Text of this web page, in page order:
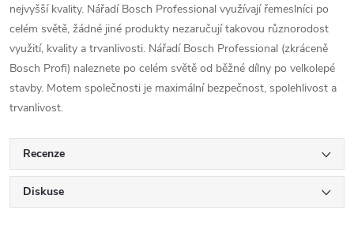
nejvyšší kvality. Nářadí Bosch Professional využívají řemeslníci po
celém světě, žádné jiné produkty nezaručují takovou různorodost
využití, kvality a trvanlivosti. Nářadí Bosch Professional (zkráceně
Bosch Profi) naleznete po celém světě od běžné dílny po velkolepé
stavby. Motem společnosti je maximální bezpečnost, spolehlivost a
trvanlivost.
Recenze
Diskuse